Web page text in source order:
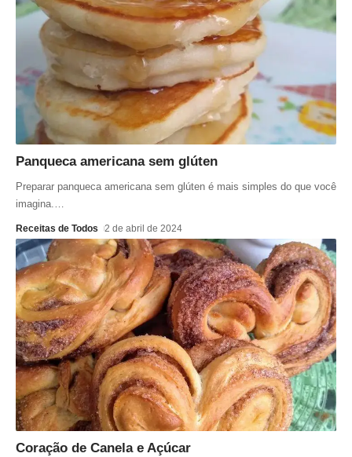
Panqueca americana sem glúten
Preparar panqueca americana sem glúten é mais simples do que você
imagina.…
Receitas de Todos 2 de abril de 2024
Coração de Canela e Açúcar